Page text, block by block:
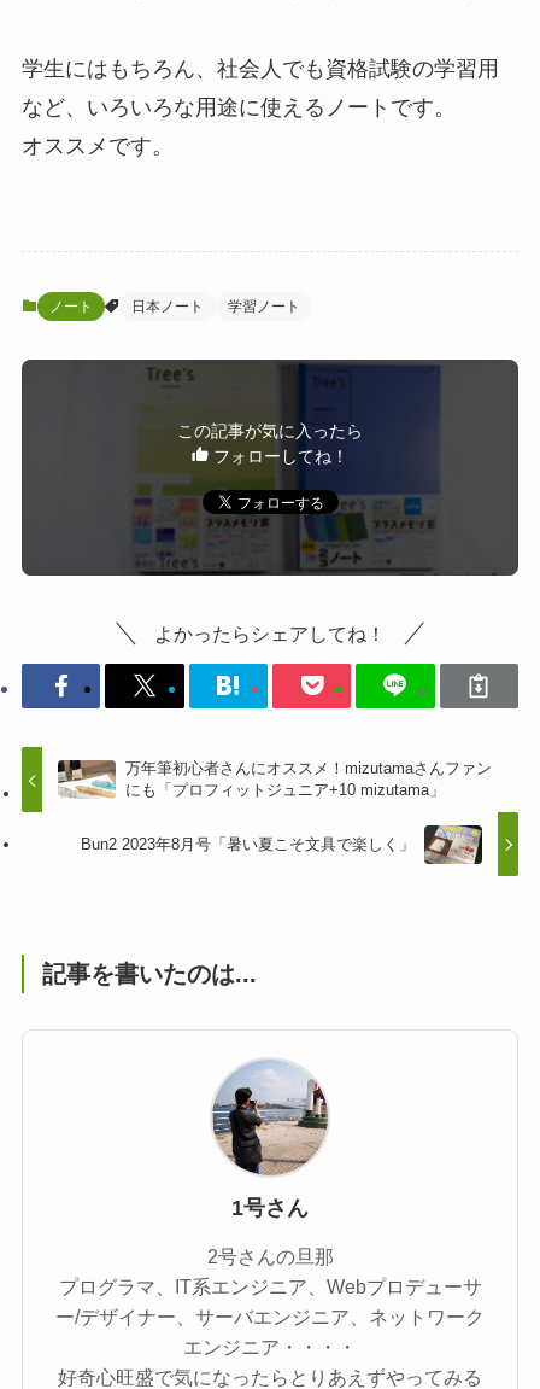
学生にはもちろん、社会人でも資格試験の学習用
など、いろいろな用途に使えるノートです。
オススメです。
ノート 日本ノート 学習ノート
この記事が気に入ったら
フォローしてね！
よかったらシェアしてね！
万年筆初心者さんにオススメ！mizutamaさんファン
にも「プロフィットジュニア+10 mizutama」
Bun2 2023年8月号「暑い夏こそ文具で楽しく」
記事を書いたのは...
1号さん
2号さんの旦那
プログラマ、IT系エンジニア、Webプロデューサ
ー/デザイナー、サーバエンジニア、ネットワーク
エンジニア・・・・
好奇心旺盛で気になったらとりあえずやってみる